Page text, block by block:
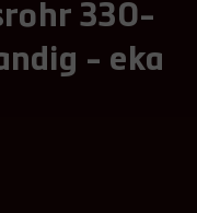
330-
- eka